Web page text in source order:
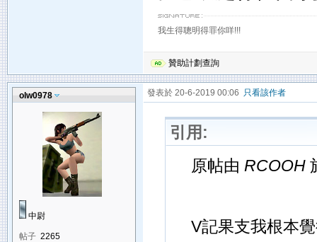
我生得聰明得罪你咩!!!
贊助計劃查詢
olw0978
中尉
帖子 2265
發表於 20-6-2019 00:06 只看該作者
引用:
原帖由 RCOOH
V記果支我根本